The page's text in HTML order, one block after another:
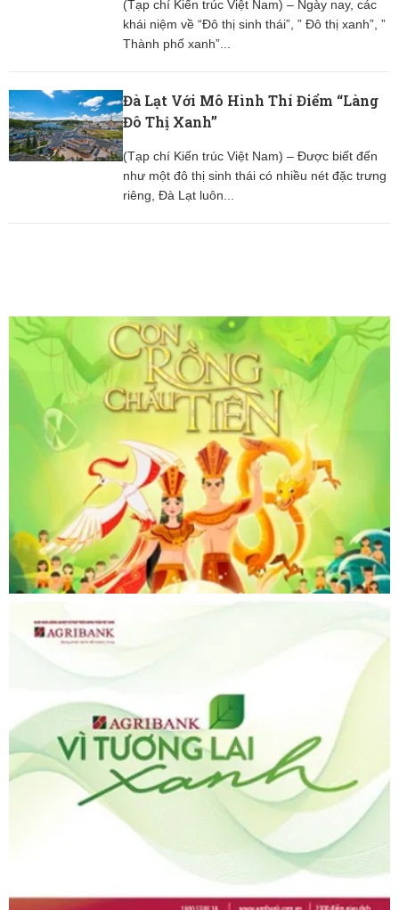
(Tạp chí Kiến trúc Việt Nam) – Ngày nay, các
khái niệm về “Đô thị sinh thái”, ” Đô thị xanh”, ”
Thành phố xanh”...
Đà Lạt Với Mô Hình Thí Điểm “Làng
Đô Thị Xanh”
(Tạp chí Kiến trúc Việt Nam) – Được biết đến
như một đô thị sinh thái có nhiều nét đặc trưng
riêng, Đà Lạt luôn...